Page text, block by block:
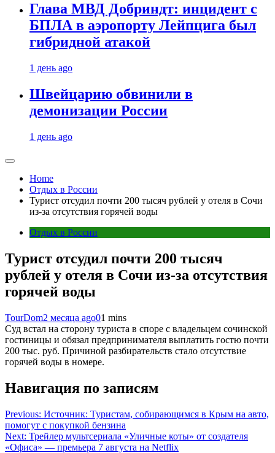
Глава МВД Добриндт: инцидент с
БПЛА в аэропорту Лейпцига был
гибридной атакой
1 день ago
Швейцарию обвинили в
демонизации России
1 день ago
Home
Отдых в России
Турист отсудил почти 200 тысяч рублей у отеля в Сочи
из-за отсутствия горячей воды
Отдых в России
Турист отсудил почти 200 тысяч
рублей у отеля в Сочи из-за отсутствия
горячей воды
TourDom2 месяца ago01 mins
Суд встал на сторону туриста в споре с владельцем сочинской
гостиницы и обязал предпринимателя выплатить гостю почти
200 тыс. руб. Причиной разбирательств стало отсутствие
горячей воды в номере.
Навигация по записям
Previous: Источник: Туристам, собирающимся в Крым на авто,
помогут с покупкой бензина
Next: Трейлер мультсериала «Уличные коты» от создателя
«Офиса» — премьера 7 августа на Netflix